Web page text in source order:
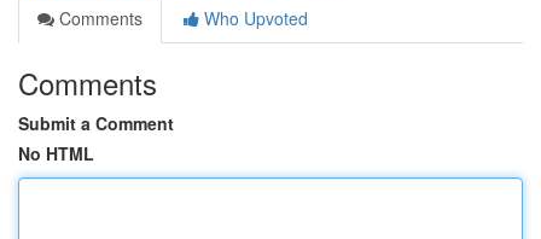
Comments
Who Upvoted
Comments
Submit a Comment
No HTML